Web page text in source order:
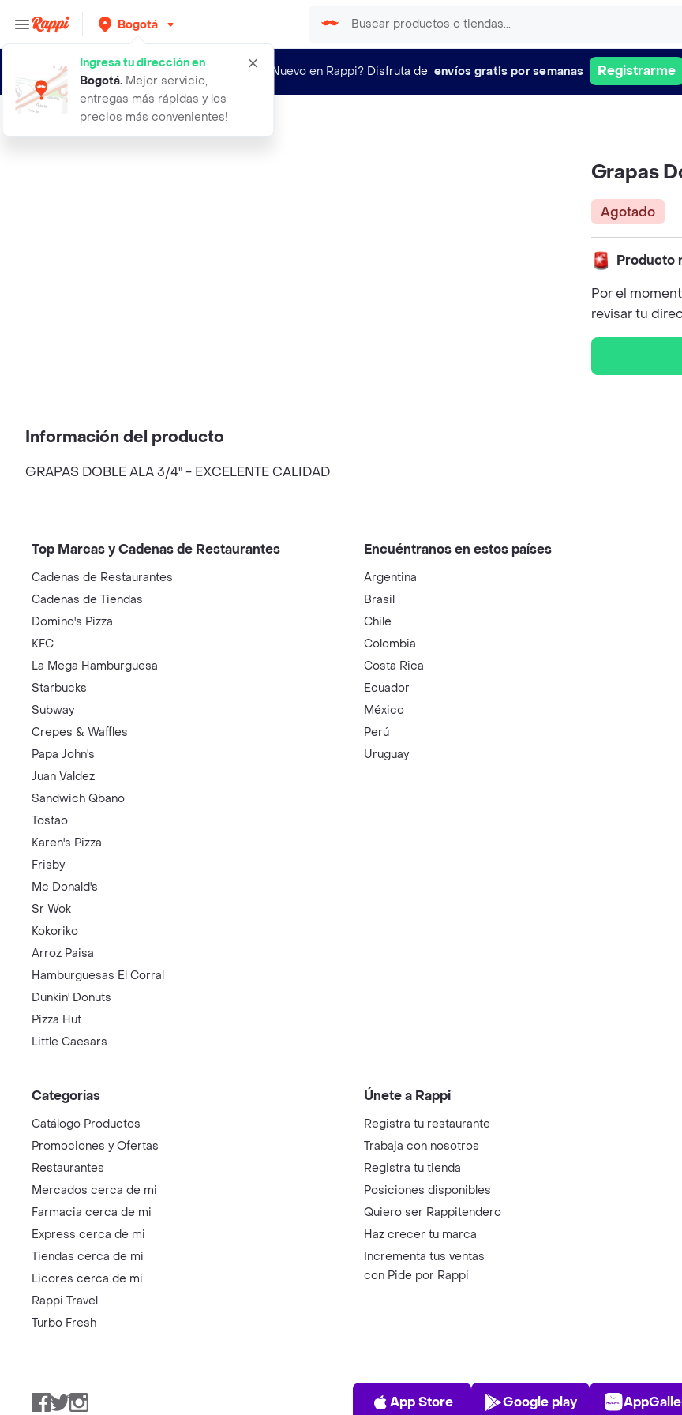
Bogotá
Ingresa tu dirección en
Bogotá. Mejor servicio,
entregas más rápidas y los
precios más convenientes!
¿Nuevo en Rappi? Disfruta de envíos gratis por semanas Registrarme
grapas doble ala 34
Grapas
Agotado
Producto
Por el
revisar tu
Información del producto
GRAPAS DOBLE ALA 3/4" - EXCELENTE CALIDAD
Top Marcas y Cadenas de Restaurantes
Cadenas de Restaurantes
Cadenas de Tiendas
Domino's Pizza
KFC
La Mega Hamburguesa
Starbucks
Subway
Crepes & Waffles
Papa John's
Juan Valdez
Sandwich Qbano
Tostao
Karen's Pizza
Frisby
Mc Donald's
Sr Wok
Kokoriko
Arroz Paisa
Hamburguesas El Corral
Dunkin' Donuts
Pizza Hut
Little Caesars
Encuéntranos en estos países
Argentina
Brasil
Chile
Colombia
Costa Rica
Ecuador
México
Perú
Uruguay
Categorías
Catálogo Productos
Promociones y Ofertas
Restaurantes
Mercados cerca de mi
Farmacia cerca de mi
Express cerca de mi
Tiendas cerca de mi
Licores cerca de mi
Rappi Travel
Turbo Fresh
Únete a Rappi
Registra tu restaurante
Trabaja con nosotros
Registra tu tienda
Posiciones disponibles
Quiero ser Rappitendero
Haz crecer tu marca
Incrementa tus ventas
con Pide por Rappi
Facebook
TwitterInstagram
App Store
App Store
Play Store
Google play